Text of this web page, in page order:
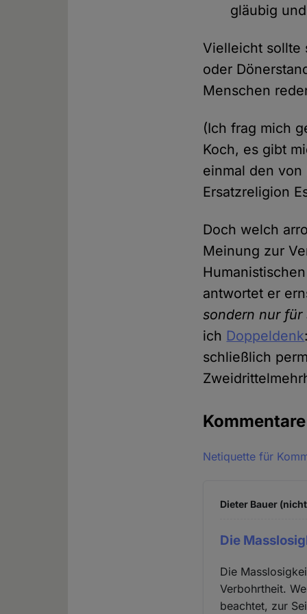
gläubig
Vielleicht sollte
oder
Menschen
(Ich frag mich
Koch, es gibt
einmal den
Ersatzreligion
Doch welch
Meinung zur
antwortet er
sondern nur für
ich Doppeldenk
schließlich
Kommentare
Netiquette für
Dieter Bauer
Die
Die
Verbohrtheit.
beachtet, zur